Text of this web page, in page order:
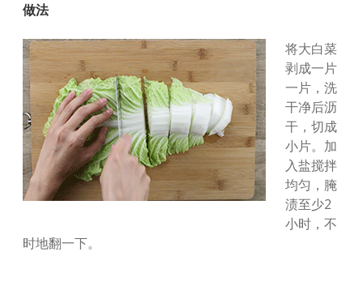
做法
将大白菜
剥成一片
一片，洗
干净后沥
干，切成
小片。加
入盐搅拌
均匀，腌
渍至少2
小时，不
时地翻一下。